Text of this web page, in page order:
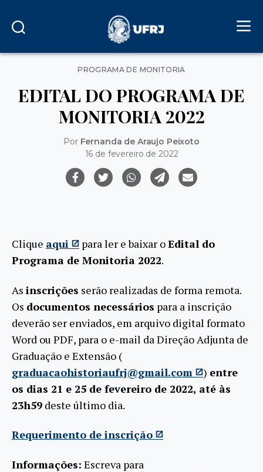
Categorias
PROGRAMA DE MONITORIA
EDITAL DO PROGRAMA DE
MONITORIA 2022
Por Fernanda de Araujo Peixoto
16 de fevereiro de 2022
Clique aqui para ler e baixar oEdital do
Programa de Monitoria 2022.
As inscrições serão realizadas de forma remota.
Os documentos necessários para a inscrição
deverão ser enviados, em arquivo digital formato
Word ou PDF, para o e-mail da Direção Adjunta de
Graduação e Extensão (
graduacaohistoriaufrj@gmail.com
) entre
os dias 21 e 25 de fevereiro de 2022, até às
23h59 deste último dia.
Requerimento de inscrição
Informações: Escreva para